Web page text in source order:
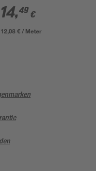
1200 x 500 x 16 mm
14,49 €
12,08 € / Meter